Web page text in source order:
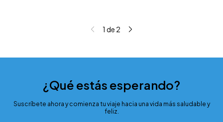
1 de 2
¿Qué estás esperando?
Suscríbete ahora y comienza tu viaje hacia una vida más saludable y
feliz.